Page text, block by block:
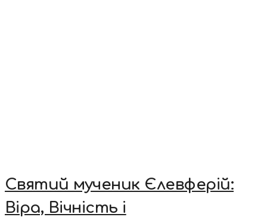
Святий мученик Єлевферій:
Віра, Вічність і